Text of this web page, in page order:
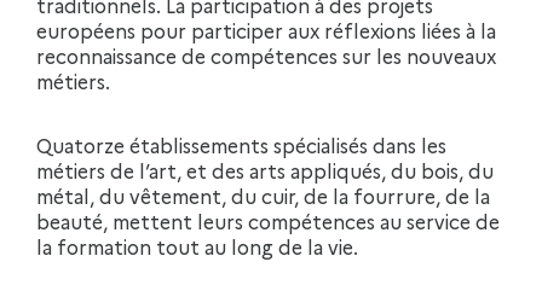
européens pour participer aux réflexions liées à la
reconnaissance de compétences sur les nouveaux
métiers.
Quatorze établissements spécialisés dans les
métiers de l’art, et des arts appliqués, du bois, du
métal, du vêtement, du cuir, de la fourrure, de la
beauté, mettent leurs compétences au service de
la formation tout au long de la vie.